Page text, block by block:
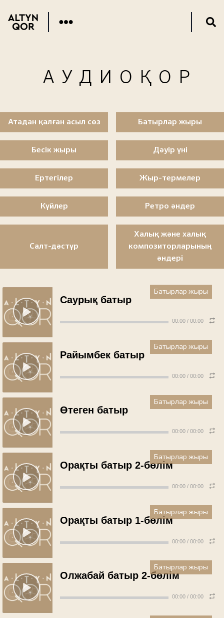
АУДИОҚОР
Атадан қалған асыл сөз Батырлар жыры
Бесік жыры Дәуір үні
Ертегілер Жыр-термелер
Күйлер Ретро әндер
Салт-дәстүр
Халық және халық
композиторларының
әндері
Саурық батыр
00:00 / 00:00
Батырлар жыры
Райымбек батыр
00:00 / 00:00
Батырлар жыры
Өтеген батыр
00:00 / 00:00
Батырлар жыры
Орақты батыр 2-бөлім
00:00 / 00:00
Батырлар жыры
Орақты батыр 1-бөлім
00:00 / 00:00
Батырлар жыры
Олжабай батыр 2-бөлім
00:00 / 00:00
Батырлар жыры